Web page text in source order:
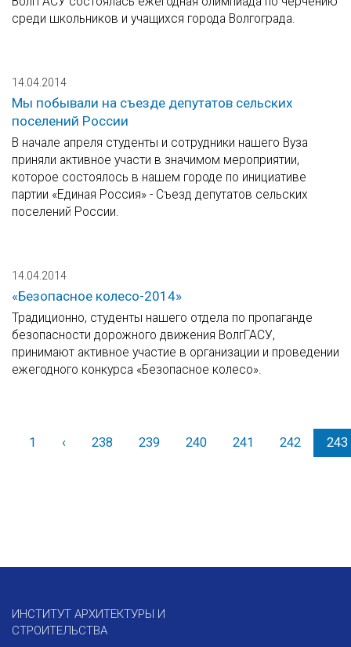
среди школьников и учащихся города Волгограда.
14.04.2014
Мы побывали на съезде депутатов сельских
поселений России
В начале апреля студенты и сотрудники нашего Вуза
приняли активное участи в значимом мероприятии,
которое состоялось в нашем городе по инициативе
партии «Единая Россия» - Съезд депутатов сельских
поселений России.
14.04.2014
«Безопасное колесо-2014»
Традиционно, студенты нашего отдела по пропаганде
безопасности дорожного движения ВолгГАСУ,
принимают активное участие в организации и проведении
ежегодного конкурса «Безопасное колесо».
1 ‹Назад238 239 240 241 242 243
ИНСТИТУТ АРХИТЕКТУРЫ И
СТРОИТЕЛЬСТВА